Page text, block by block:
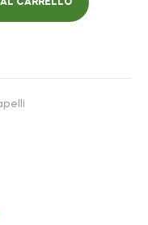
CARRELLO